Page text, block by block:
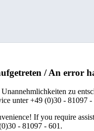
/ An error
zu
unter +49 (0)30 - 81097
If you require
- 81097 - 601.